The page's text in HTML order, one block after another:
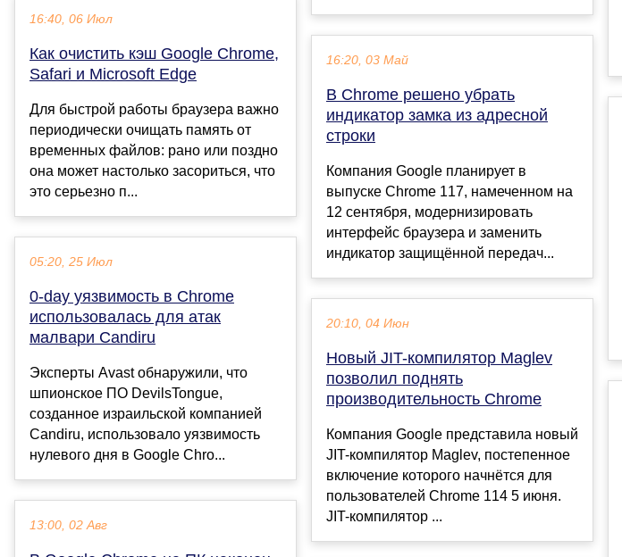
16:40, 06 Июл
Как очистить кэш Google Chrome,
Safari и Microsoft Edge
Для быстрой работы браузера важно
периодически очищать память от
временных файлов: рано или поздно
она может настолько засориться, что
это серьезно п...
05:20, 25 Июл
0-day уязвимость в Chrome
использовалась для атак
малвари Candiru
Эксперты Avast обнаружили, что
шпионское ПО DevilsTongue,
созданное израильской компанией
Candiru, использовало уязвимость
нулевого дня в Google Chro...
13:00, 02 Авг
16:20, 03 Май
В Chrome решено убрать
индикатор замка из адресной
строки
Компания Google планирует в
выпуске Chrome 117, намеченном на
12 сентября, модернизировать
интерфейс браузера и заменить
индикатор защищённой передач...
20:10, 04 Июн
Новый JIT-компилятор Maglev
позволил поднять
производительность Chrome
Компания Google представила новый
JIT-компилятор Maglev, постепенное
включение которого начнётся для
пользователей Chrome 114 5 июня.
JIT-компилятор ...